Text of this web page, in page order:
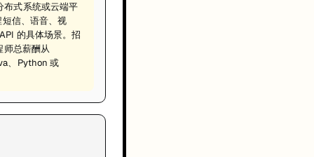
布式系统或云端平
信、语音、视
的具体场景。招
师总薪酬从
、Python 或